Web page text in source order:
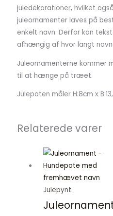
juledekorationer, hvilket
juleornamenter laves på
enkelt navn. Derfor kan
afhængig af hvor langt
Juleornamenterne kommer
til at hænge på træet.
Julepoten måler H:8cm x
Relaterede varer
Julepynt